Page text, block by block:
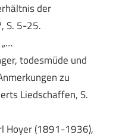
der
S. 5-25.
todesmüde und
zu
Liedschaffen, S.
Hoyer (1891-1936),